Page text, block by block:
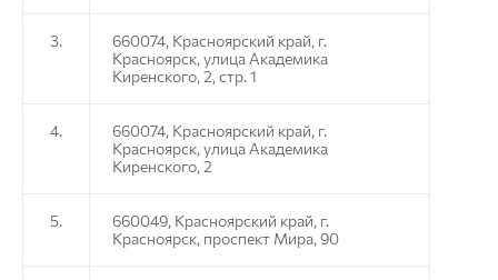
3.
660074, Красноярский край, г.
Красноярск, улица Академика
Киренского, 2, стр. 1
4.
660074, Красноярский край, г.
Красноярск, улица Академика
Киренского, 2
5.
660049, Красноярский край, г.
Красноярск, проспект Мира, 90